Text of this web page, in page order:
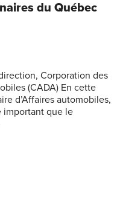
du Québec
Corporation des
(CADA) En cette
d’Affaires automobiles,
important que le